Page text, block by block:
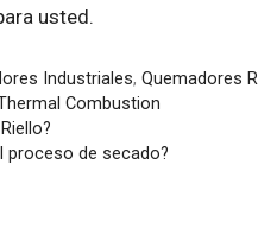
usted.
Industriales,Quemadores
Combustion
proceso de secado?